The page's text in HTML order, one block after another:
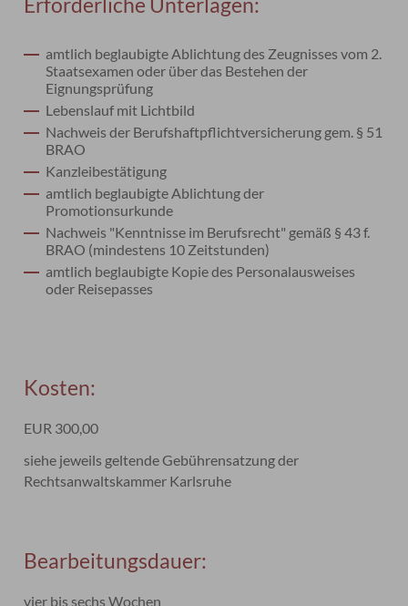
amtlich beglaubigte Ablichtung des Zeugnisses vom 2.
Staatsexamen oder über das Bestehen der
Eignungsprüfung
Lebenslauf mit Lichtbild
Nachweis der Berufshaftpflichtversicherung gem. § 51
BRAO
Kanzleibestätigung
amtlich beglaubigte Ablichtung der
Promotionsurkunde
Nachweis "Kenntnisse im Berufsrecht" gemäß § 43 f.
BRAO (mindestens 10 Zeitstunden)
amtlich beglaubigte Kopie des Personalausweises
oder Reisepasses
Kosten:
EUR 300,00
siehe jeweils geltende Gebührensatzung der
Rechtsanwaltskammer Karlsruhe
Bearbeitungsdauer:
vier bis sechs Wochen